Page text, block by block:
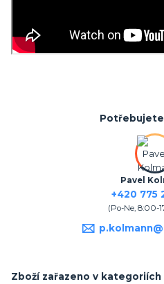
Pavel
+420 775
(Po-Ne, 8:00-
Zboží zařazeno v kategoriích